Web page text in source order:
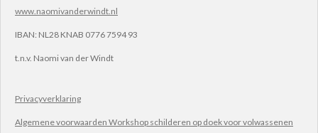
www.naomivanderwindt.nl
IBAN: NL28 KNAB 0776 7594 93
t.n.v. Naomi van der Windt
Privacyverklaring
Algemene voorwaarden Workshop schilderen op doek voor volwassenen